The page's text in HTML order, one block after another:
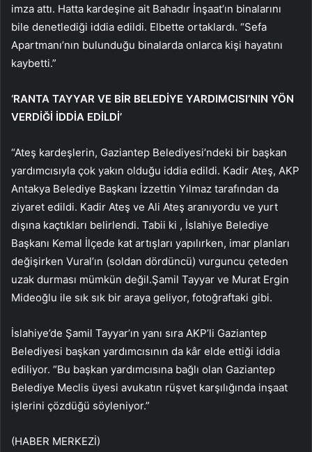
imza attı. Hatta kardeşine ait Bahadır İnşaat’ın binalarını
bile denetlediği iddia edildi. Elbette ortaklardı. “Sefa
Apartmanı’nın bulunduğu binalarda onlarca kişi hayatını
kaybetti.”
‘RANTA TAYYAR VE BİR BELEDİYE YARDIMCISI’NIN YÖN
VERDİĞİ İDDİA EDİLDİ’
“Ateş kardeşlerin, Gaziantep Belediyesi’ndeki bir başkan
yardımcısıyla çok yakın olduğu iddia edildi. Kadir Ateş, AKP
Antakya Belediye Başkanı İzzettin Yılmaz tarafından da
ziyaret edildi. Kadir Ateş ve Ali Ateş aranıyordu ve yurt
dışına kaçtıkları belirlendi. Tabii ki , İslahiye Belediye
Başkanı Kemal İlçede kat artışları yapılırken, imar planları
değişirken Vural’ın (soldan dördüncü) vurguncu çeteden
uzak durması mümkün değil.Şamil Tayyar ve Murat Ergin
Mideoğlu ile sık sık bir araya geliyor, fotoğraftaki gibi.
İslahiye’de Şamil Tayyar’ın yanı sıra AKP’li Gaziantep
Belediyesi başkan yardımcısının da kâr elde ettiği iddia
ediliyor. “Bu başkan yardımcısına bağlı olan Gaziantep
Belediye Meclis üyesi avukatın rüşvet karşılığında inşaat
işlerini çözdüğü söyleniyor.”
(HABER MERKEZİ)